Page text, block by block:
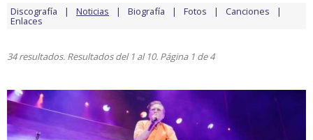
Discografía Noticias Biografía Fotos Canciones
Enlaces
34 resultados. Resultados del 1 al 10. Página 1 de 4